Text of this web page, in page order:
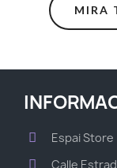
MIRA
Espai Store
Calle